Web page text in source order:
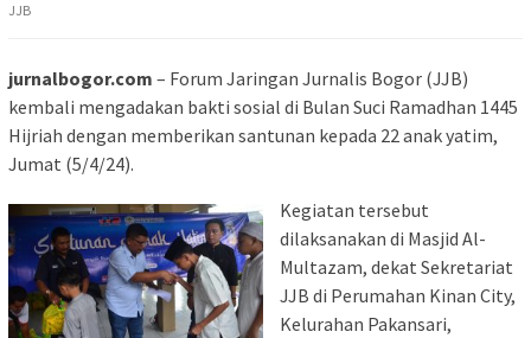
JJB
jurnalbogor.com – Forum Jaringan Jurnalis Bogor (JJB)
kembali mengadakan bakti sosial di Bulan Suci Ramadhan 1445
Hijriah dengan memberikan santunan kepada 22 anak yatim,
Jumat (5/4/24).
Kegiatan tersebut
dilaksanakan di Masjid Al-
Multazam, dekat Sekretariat
JJB di Perumahan Kinan City,
Kelurahan Pakansari,